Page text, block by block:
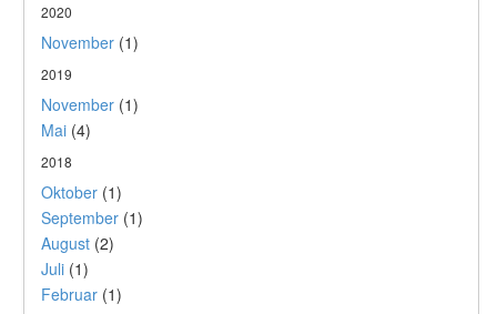
2020
November (1)
2019
November (1)
Mai (4)
2018
Oktober (1)
September (1)
August (2)
Juli (1)
Februar (1)